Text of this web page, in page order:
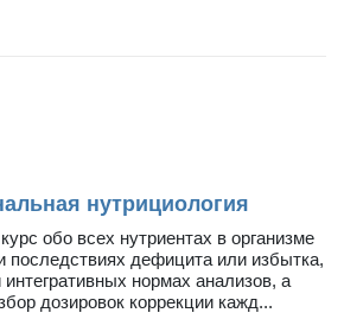
нутрициология
обо всех нутриентах в организме
последствиях дефицита или избытка,
нормах анализов, а
дозировок коррекции кажд...